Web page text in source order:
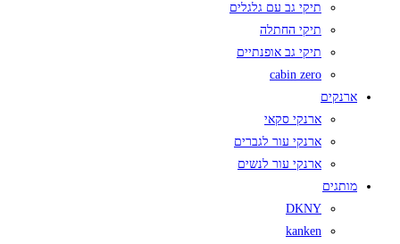
תיקי גב עם גלגלים
תיקי החתלה
תיקי גב אופנתיים
cabin zero
ארנקים
ארנקי סקאי
ארנקי עור לגברים
ארנקי עור לנשים
מותגים
DKNY
kanken